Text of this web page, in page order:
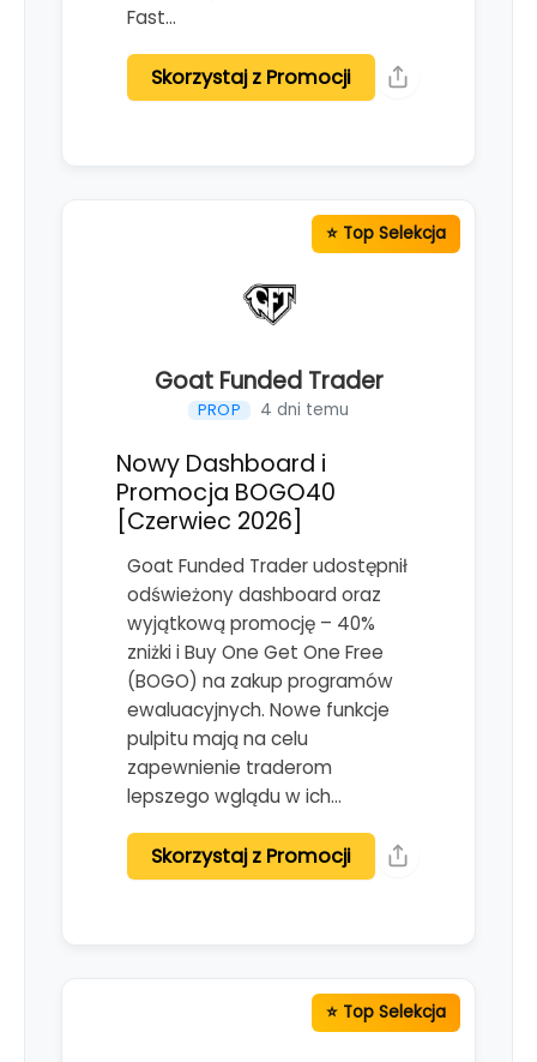
Fast…
Skorzystaj z Promocji
Goat Funded Trader
PROP 4 dni temu
Nowy Dashboard i
Promocja BOGO40
[Czerwiec 2026]
Goat Funded Trader udostępnił
odświeżony dashboard oraz
wyjątkową promocję – 40%
zniżki i Buy One Get One Free
(BOGO) na zakup programów
ewaluacyjnych. Nowe funkcje
pulpitu mają na celu
zapewnienie traderom
lepszego wglądu w ich…
Skorzystaj z Promocji